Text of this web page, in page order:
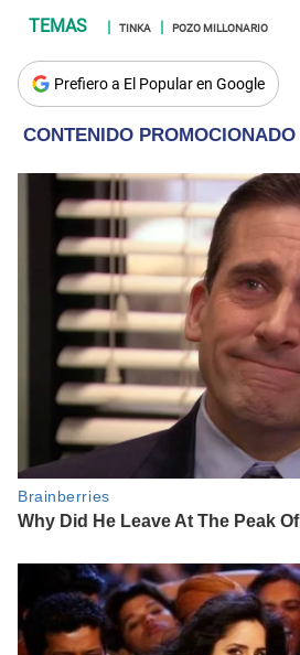
TINKA POZO MILLONARIO
Prefiero a El Popular en Google